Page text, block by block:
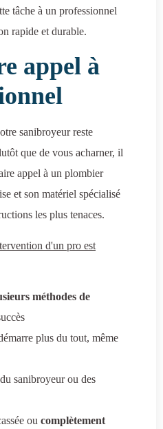
tâche à un professionnel
rapide et durable.
appel à
sanibroyeur reste
que de vous acharner, il
appel à un plombier
et son matériel spécialisé
les plus tenaces.
d'un pro est
méthodes de
plus du tout, même
sanibroyeur ou des
ou complètement